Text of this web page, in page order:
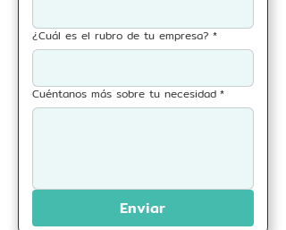
¿Cuál es el rubro de tu empresa? *
Cuéntanos más sobre tu necesidad *
Enviar